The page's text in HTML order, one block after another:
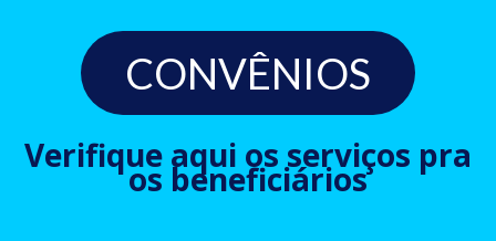
CONVÊNIOS
Verifique aqui os serviços pra
os beneficiários